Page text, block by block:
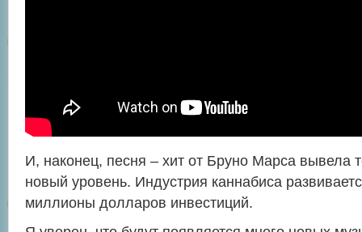
И, наконец, песня – хит от Бруно Марса вывела
новый уровень. Индустрия каннабиса
миллионы долларов инвестиций.